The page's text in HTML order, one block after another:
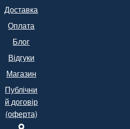
Доставка
Оплата
Блог
Відгуки
Магазин
Публічни
й договір
(оферта)